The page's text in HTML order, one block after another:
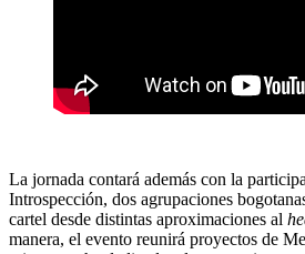
La jornada contará además con la
Introspección, dos agrupaciones
cartel desde distintas aproximaciones al
manera, el evento reunirá proyectos de